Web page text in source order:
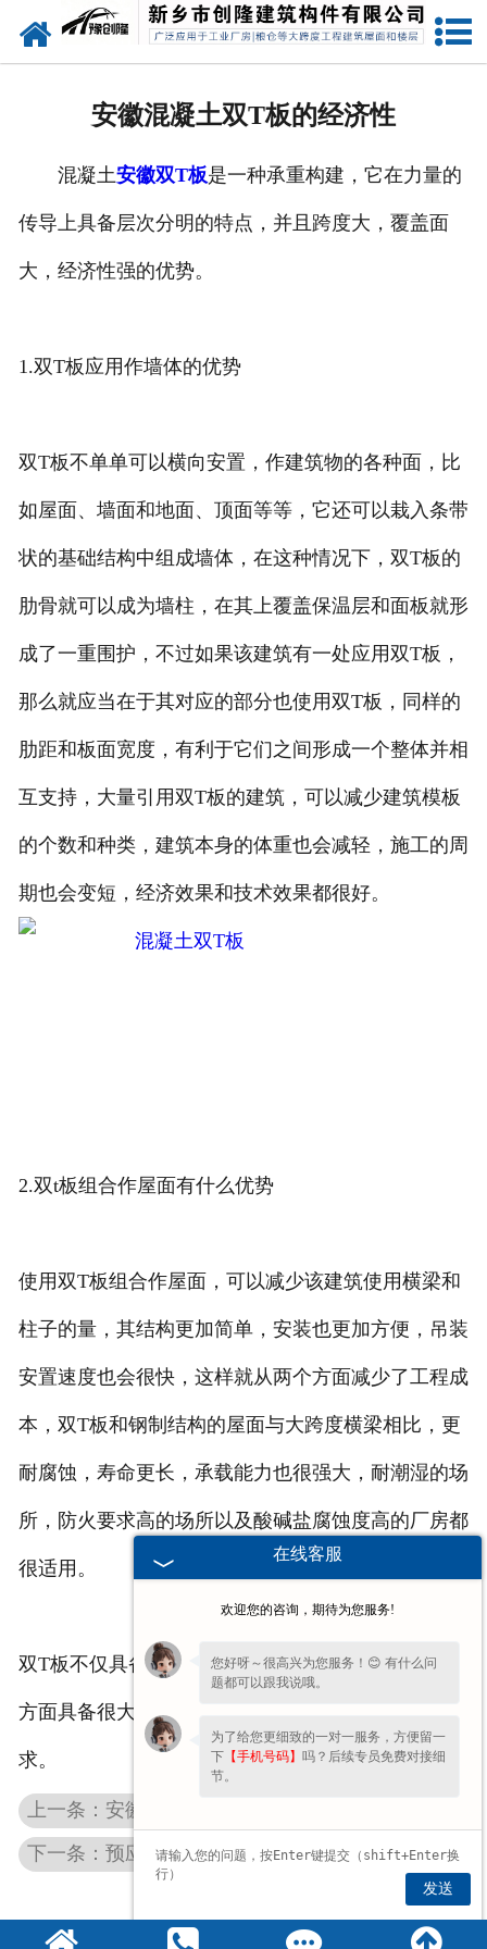
网站首页
安徽混凝土双T板的经济性
混凝土安徽双T板是一种承重构建，它在力量的
传导上具备层次分明的特点，并且跨度大，覆盖面
大，经济性强的优势。
1.双T板应用作墙体的优势
双T板不单单可以横向安置，作建筑物的各种面，比
如屋面、墙面和地面、顶面等等，它还可以栽入条带
状的基础结构中组成墙体，在这种情况下，双T板的
肋骨就可以成为墙柱，在其上覆盖保温层和面板就形
成了一重围护，不过如果该建筑有一处应用双T板，
那么就应当在于其对应的部分也使用双T板，同样的
肋距和板面宽度，有利于它们之间形成一个整体并相
互支持，大量引用双T板的建筑，可以减少建筑模板
的个数和种类，建筑本身的体重也会减轻，施工的周
期也会变短，经济效果和技术效果都很好。
2.双t板组合作屋面有什么优势
使用双T板组合作屋面，可以减少该建筑使用横梁和
柱子的量，其结构更加简单，安装也更加方便，吊装
安置速度也会很快，这样就从两个方面减少了工程成
本，双T板和钢制结构的屋面与大跨度横梁相比，更
耐腐蚀，寿命更长，承载能力也很强大，耐潮湿的场
所，防火要求高的场所以及酸碱盐腐蚀度高的厂房都
很适用。
双T板不仅具备质量可靠，稳定性强的特点，在经济
方面具备很大的优势，能够满足各个场合的使用需
求。
下一条：预应力混凝土构件常用强度等级与适用场景
在线客服
欢迎您的咨询，期待为您服务!
您好呀～很高兴为您服务！😊 有什么问
题都可以跟我说哦。
为了给您更细致的一对一服务，方便留一
下 【手机号码】 吗？后续专员免费对接细
节。
发送